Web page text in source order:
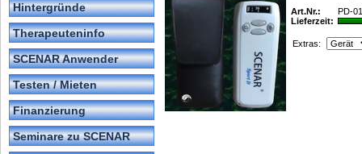
Hintergründe
Therapeuteninfo
SCENAR Anwender
Testen / Mieten
Finanzierung
Seminare zu SCENAR
Art.Nr.:
PD-
Lieferzeit:
Extras: